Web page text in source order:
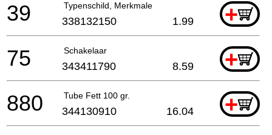
Typenschild, Merkmale +
39 338132150 1.99
Schakelaar +
75 343411790 8.59
Tube Fett 100 gr. +
880 344130910 16.04